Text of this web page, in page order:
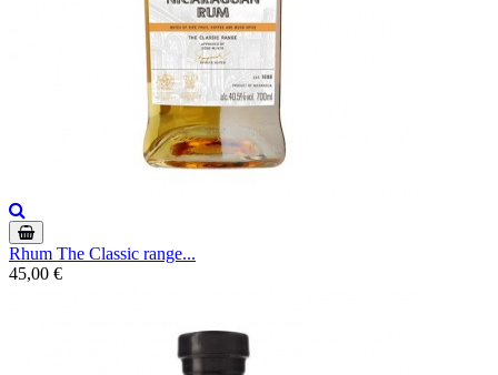
Rhum The Classic range...
45,00 €